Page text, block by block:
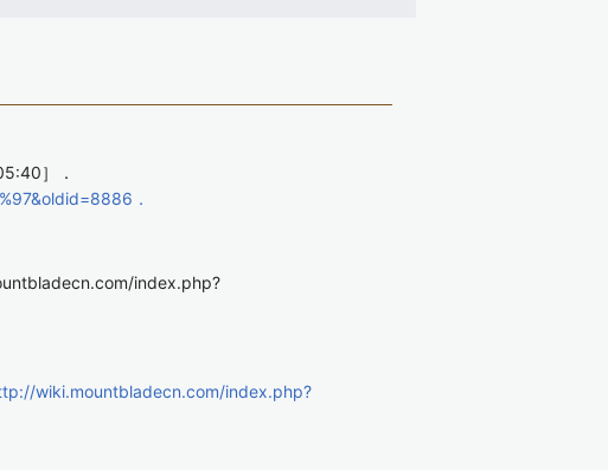
］．
．
index.php?
wiki.mountbladecn.com/index.php?